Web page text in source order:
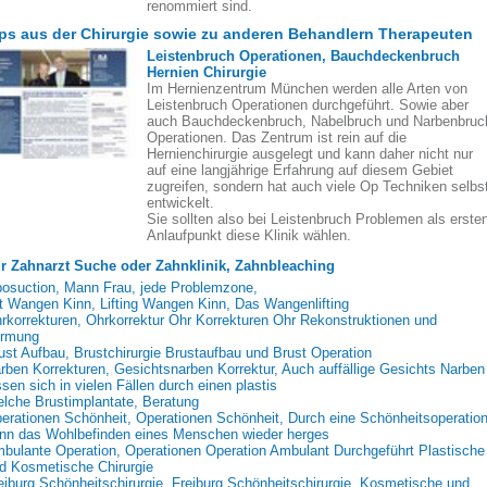
renommiert sind.
aus der Chirurgie sowie zu anderen Behandlern Therapeuten
Leistenbruch Operationen, Bauchdeckenbruch
Hernien Chirurgie
Im Hernienzentrum München werden alle Arten von
Leistenbruch Operationen durchgeführt. Sowie aber
auch Bauchdeckenbruch, Nabelbruch und
Operationen. Das Zentrum ist rein auf die
Hernienchirurgie ausgelegt und kann daher nicht nur
auf eine langjährige Erfahrung auf diesem Gebiet
zugreifen, sondern hat auch viele Op Techniken
entwickelt.
Sie sollten also bei Leistenbruch Problemen als
Anlaufpunkt diese Klinik wählen.
Zahnarzt Suche oder Zahnklinik, Zahnbleaching
Mann Frau, jede Problemzone,
Wangen Kinn, Lifting Wangen Kinn, Das Wangenlifting
Ohrkorrektur Ohr Korrekturen Ohr Rekonstruktionen und
Aufbau, Brustchirurgie Brustaufbau und Brust Operation
Korrekturen, Gesichtsnarben Korrektur, Auch auffällige Gesichts Narben
sich in vielen Fällen durch einen plastis
Brustimplantate, Beratung
Schönheit, Operationen Schönheit, Durch eine Schönheitsoperation
das Wohlbefinden eines Menschen wieder herges
Operation, Operationen Operation Ambulant Durchgeführt Plastische
Kosmetische Chirurgie
Schönheitschirurgie, Freiburg Schönheitschirurgie, Kosmetische und